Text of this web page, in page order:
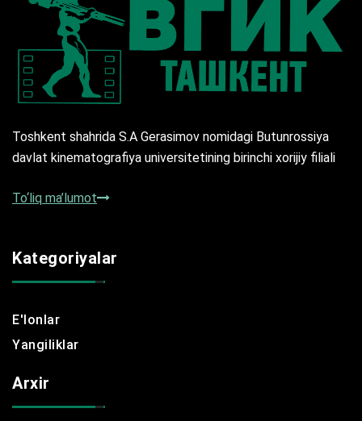
Toshkent shahrida S.A Gerasimov nomidagi Butunrossiya
davlat kinematografiya universitetining birinchi xorijiy filiali
To‘liq ma’lumot
Kategoriyalar
E'lonlar
Yangiliklar
Arxir